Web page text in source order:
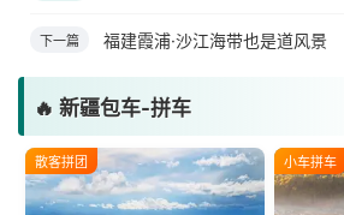
下一篇 福建霞浦·沙江海带也是道风景
🔥 新疆包车-拼车
散客拼团 小车拼车